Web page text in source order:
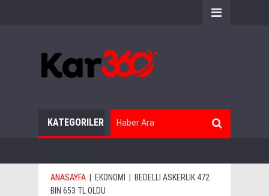
KATEGORILER
ANASAYFA | EKONOMİ | BEDELLI ASKERLIK 472
BIN 653 TL OLDU